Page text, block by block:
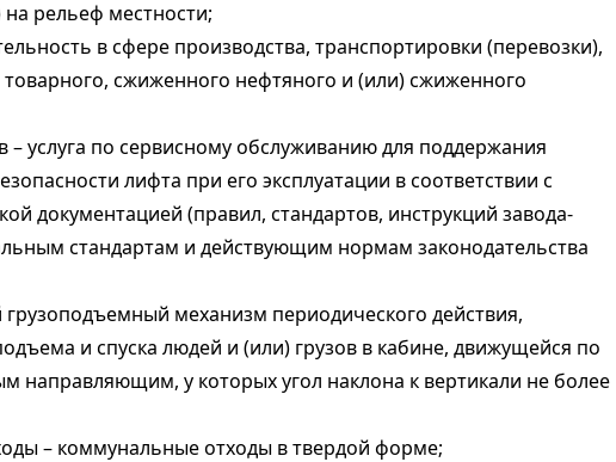
рельеф местности;
в сфере производства, транспортировки (перевозки),
сжиженного нефтяного и (или) сжиженного
– услуга по сервисному обслуживанию для поддержания
лифта при его эксплуатации в соответствии с
документацией (правил, стандартов, инструкций завода-
стандартам и действующим нормам законодательства
механизм периодического действия,
и спуска людей и (или) грузов в кабине, движущейся по
направляющим, у которых угол наклона к вертикали не более
– коммунальные отходы в твердой форме;